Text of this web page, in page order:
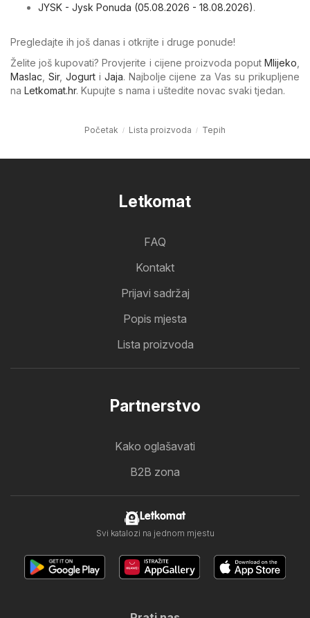
JYSK - Jysk Ponuda (05.08.2026 - 18.08.2026).
Pregledajte ih još danas i otkrijte i druge ponude!
Želite još kupovati? Provjerite i cijene proizvoda poput Mlijeko
Maslac Sir, Jogurti Jaja. Najbolje cijene za Vas su prikupljene
na Letkomat.hr. Kupujte s nama i uštedite novac svaki tjedan.
Početak Lista proizvoda Tepih
Letkomat
FAQ
Kontakt
Prijavi sadržaj
Popis mjesta
Lista proizvoda
Partnerstvo
Kako oglašavati
B2B zona
Letkomat
Svi katalozi na jednom mjestu